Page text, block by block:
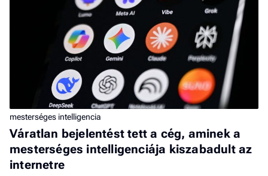
mesterséges intelligencia
Váratlan bejelentést tett a cég, aminek a
mesterséges intelligenciája kiszabadult az
internetre